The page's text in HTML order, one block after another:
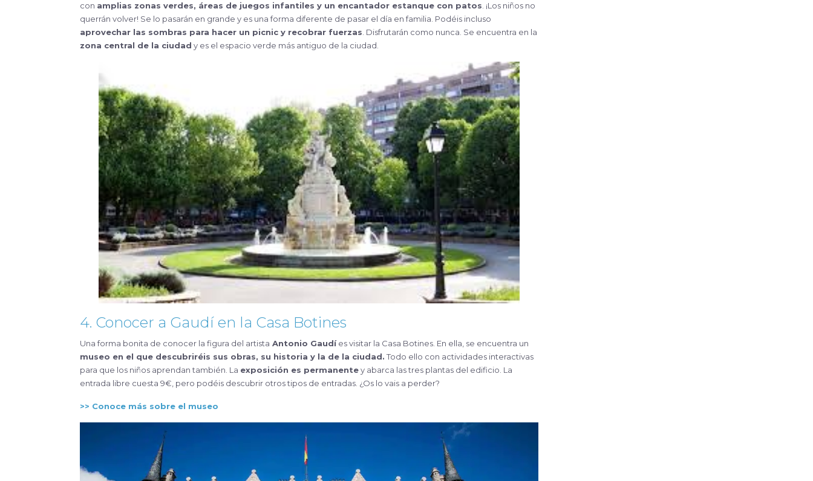
con amplias zonas verdes, áreas de juegos infantiles y un encantador estanque con patos . ¡Los niños no
querrán volver! Se lo pasarán en grande y es una forma diferente de pasar el día en familia. Podéis incluso
aprovechar las sombras para hacer un picnic y recobrar fuerzas . Disfrutarán como nunca. Se encuentra en la
zona central de la ciudad y es el espacio verde más antiguo de la ciudad.
4. Conocer a Gaudí en la Casa Botines
Una forma bonita de conocer la figura del artista Antonio Gaudíes visitar la Casa Botines. En ella, se encuentra un
museo en el que descubriréis sus obras, su historia y la de la ciudad. Todo ello con actividades interactivas
para que los niños aprendan también. La exposición es permanentey abarca las tres plantas del edificio. La
entrada libre cuesta 9€, pero podéis descubrir otros tipos de entradas. ¿Os lo vais a perder?
>> Conoce más sobre el museo